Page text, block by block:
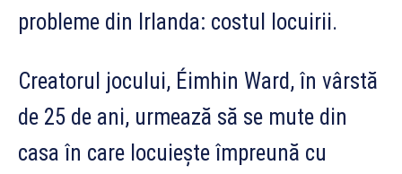
probleme din Irlanda: costul locuirii.
Creatorul jocului, Éimhin Ward, în vârstă
de 25 de ani, urmează să se mute din
casa în care locuiește împreună cu